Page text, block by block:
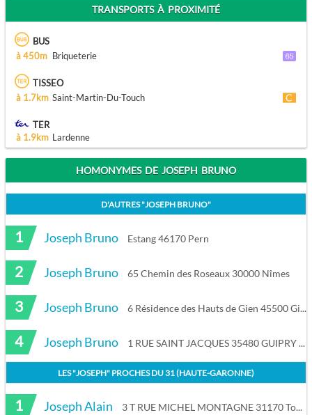
TRANSPORTS À PROXIMITÉ
BUS
à 450m Briqueterie
TISSEO
à 1.7km Saint-Martin-Du-Touch
TER
à 1.9km Lardenne
HOMONYMES DE JOSEPH BRUNO
D'AUTRES "JOSEPH BRUNO"
1 Joseph Bruno Estang 46170 Pern
2 Joseph Bruno 65 Chemin des Roseaux 30000 Nîmes
3 Joseph Bruno 6 Résidence des Hauts de Gien 45500 Gien
4 Joseph Bruno 1 RUE SAINT JACQUES 35480 GUIPRY MESSAC
LES "JOSEPH" PROCHES DU31 (HAUTE-GARONNE)
1 Joseph Alain 3 T RUE MICHEL MONTAGNE 31170 Tournefeuille